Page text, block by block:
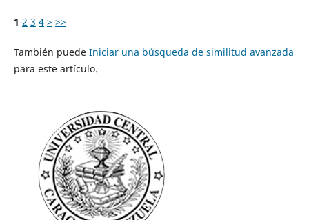
1 2 3 4 > >>
También puede Iniciar una búsqueda de similitud avanzada
para este artículo.